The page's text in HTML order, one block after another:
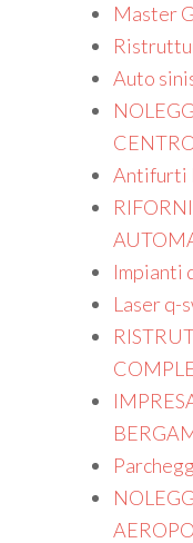
Master
Auto
Antifurti
Impianti
Laser q-